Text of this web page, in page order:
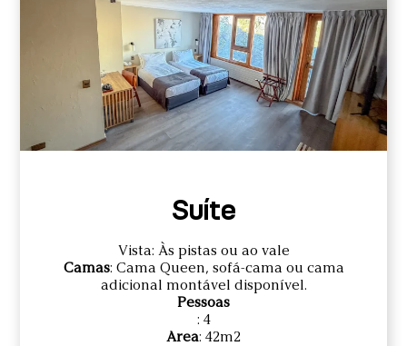
Suíte
Vista: Às pistas ou ao vale
Camas: Cama Queen, sofá-cama ou cama
adicional montável disponível.
Pessoas
: 4
Area: 42m2